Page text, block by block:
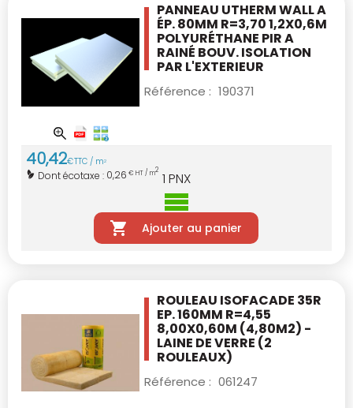
PANNEAU UTHERM WALL A
ÉP. 80MM R=3,701,2X0,6M
POLYURÉTHANE PIR A
RAINÉ BOUV.ISOLATION
PAR L'EXTERIEUR
Référence : 190371
40,42€TTC / m2
Dont écotaxe : 0,26 € HT / m2 1 PNX
Ajouter au panier
ROULEAU ISOFACADE 35R
EP. 160MM R=4,55
8,00X0,60M (4,80M2) -
LAINE DE VERRE (2
ROULEAUX)
Référence : 061247